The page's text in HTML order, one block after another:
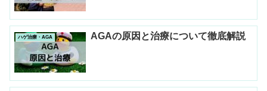
ハゲ治療・AGA AGAの原因と治療について徹底解説